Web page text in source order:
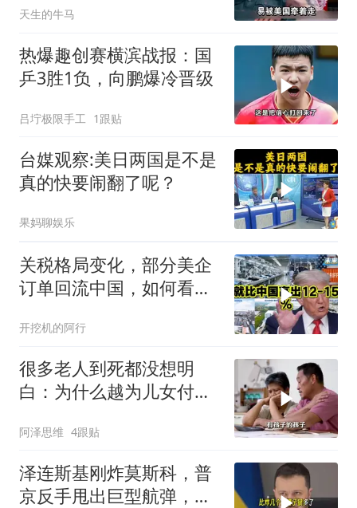
天生的牛马
热爆趣创赛横滨战报：国
乒3胜1负，向鹏爆冷晋级
吕坾极限手工 1跟贴
台媒观察:美日两国是不是
真的快要闹翻了呢？
果妈聊娱乐
关税格局变化，部分美企
订单回流中国，如何看待
听听
开挖机的阿行
很多老人到死都没想明
白：为什么越为儿女付
阿泽思维 4跟贴
泽连斯基刚炸莫斯科，普
京反手甩出巨型航弹，砸